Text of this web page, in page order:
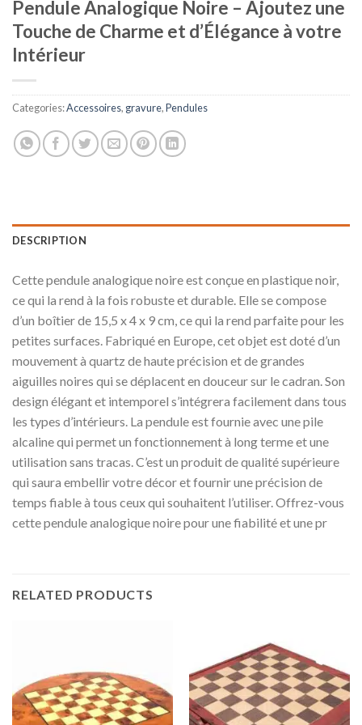
Pendule Analogique Noire – Ajoutez une
Touche de Charme et d’Élégance à votre
Intérieur
Categories:Accessoires, gravure,Pendules
DESCRIPTION
Cette pendule analogique noire est conçue en plastique noir,
ce qui la rend à la fois robuste et durable. Elle se compose
d’un boîtier de 15,5 x 4 x 9 cm, ce qui la rend parfaite pour les
petites surfaces. Fabriqué en Europe, cet objet est doté d’un
mouvement à quartz de haute précision et de grandes
aiguilles noires qui se déplacent en douceur sur le cadran. Son
design élégant et intemporel s’intégrera facilement dans tous
les types d’intérieurs. La pendule est fournie avec une pile
alcaline qui permet un fonctionnement à long terme et une
utilisation sans tracas. C’est un produit de qualité supérieure
qui saura embellir votre décor et fournir une précision de
temps fiable à tous ceux qui souhaitent l’utiliser. Offrez-vous
cette pendule analogique noire pour une fiabilité et une pr
RELATED PRODUCTS